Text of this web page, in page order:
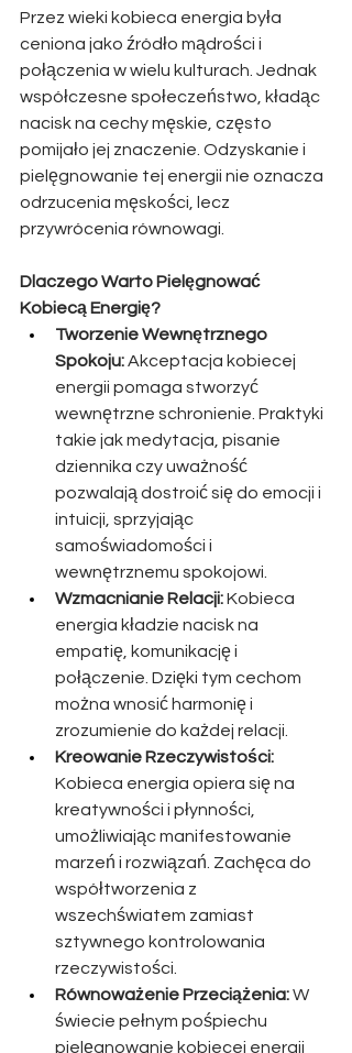
Przez wieki kobieca energia była
ceniona jako źródło mądrości i
połączenia w wielu kulturach. Jednak
współczesne społeczeństwo, kładąc
nacisk na cechy męskie, często
pomijało jej znaczenie. Odzyskanie i
pielęgnowanie tej energii nie oznacza
odrzucenia męskości, lecz
przywrócenia równowagi.
Dlaczego Warto Pielęgnować
Kobiecą Energię?
Tworzenie Wewnętrznego
Spokoju: Akceptacja kobiecej
energii pomaga stworzyć
wewnętrzne schronienie. Praktyki
takie jak medytacja, pisanie
dziennika czy uważność
pozwalają dostroić się do emocji i
intuicji, sprzyjając
samoświadomości i
wewnętrznemu spokojowi.
Wzmacnianie Relacji: Kobieca
energia kładzie nacisk na
empatię, komunikację i
połączenie. Dzięki tym cechom
można wnosić harmonię i
zrozumienie do każdej relacji.
Kreowanie Rzeczywistości:
Kobieca energia opiera się na
kreatywności i płynności,
umożliwiając manifestowanie
marzeń i rozwiązań. Zachęca do
współtworzenia z
wszechświatem zamiast
sztywnego kontrolowania
rzeczywistości.
Równoważenie Przeciążenia: W
świecie pełnym pośpiechu
pielęgnowanie kobiecej energii